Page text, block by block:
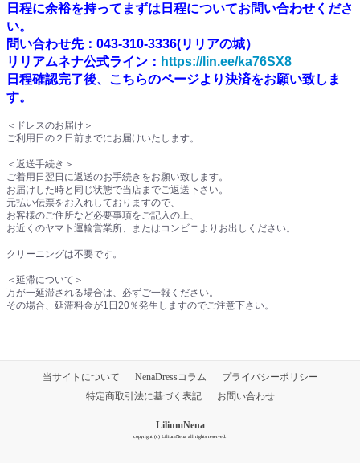
日程に余裕を持ってまずは日程についてお問い合わせくださ
い。
問い合わせ先：043-310-3336(リリアの城）
リリアムネナ公式ライン： https://lin.ee/ka76SX8
日程確認完了後、こちらのページより決済をお願い致しま
す。
＜ドレスのお届け＞
ご利用日の２日前までにお届けいたします。
＜返送手続き＞
ご着用日翌日に返送のお手続きをお願い致します。
お届けした時と同じ状態で当店までご返送下さい。
元払い伝票をお入れしておりますので、
お客様のご住所など必要事項をご記入の上、
お近くのヤマト運輸営業所、またはコンビニよりお出しください。
クリーニングは不要です。
＜延滞について＞
万が一延滞される場合は、必ずご一報ください。
その場合、延滞料金が1日20％発生しますのでご注意下さい。
当サイトについて NenaDressコラム
プライバシーポリシー
特定商取引法に基づく表記
お問い合わせ
LiliumNena
copyright (c) LiliumNena all rights reserved.